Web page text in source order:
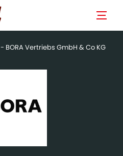
- BORA Vertriebs GmbH & Co KG